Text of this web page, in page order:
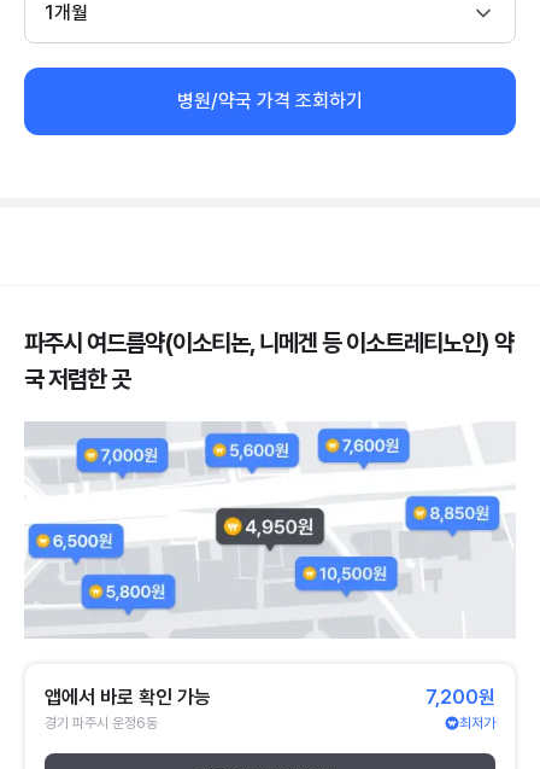
1개월
병원/약국 가격 조회하기
파주시 여드름약(이소티논, 니메겐 등 이소트레티노인) 약
국 저렴한 곳
앱에서 바로 확인 가능
경기 파주시 운정6동
7,200원
최저가